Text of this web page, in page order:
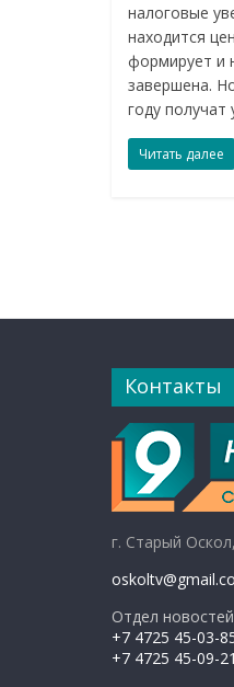
налоговые
находится
формирует и
завершена.
году получат
Читать далее
Контакты
г. Старый
Отдел
+7 4725 45-03-
+7 4725 45-09-21